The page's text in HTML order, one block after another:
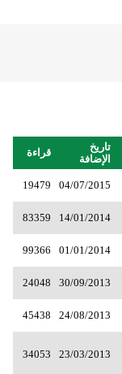
تاريخ
الإضافة
قراءة
04/07/2015
19479
14/01/2014
83359
01/01/2014
99366
30/09/2013
24048
24/08/2013
45438
23/03/2013
34053